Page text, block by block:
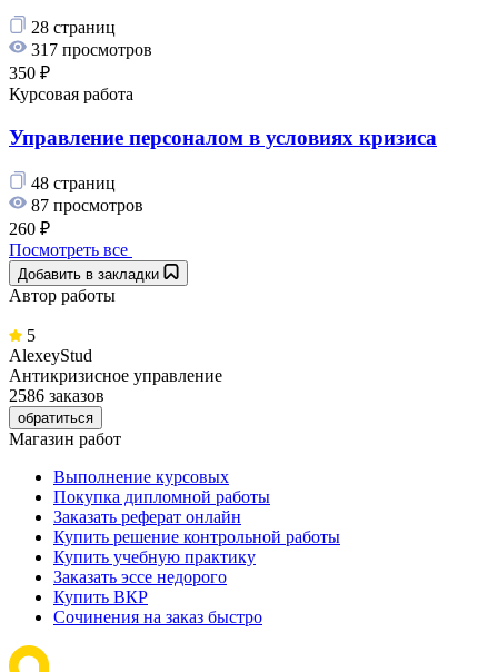
28 страниц
317 просмотров
350 ₽
Курсовая работа
Управление персоналом в условиях кризиса
48 страниц
87 просмотров
260 ₽
Посмотреть все
Добавить в закладки
Автор работы
5
AlexeyStud
Антикризисное управление
2586 заказов
обратиться
Магазин работ
Выполнение курсовых
Покупка дипломной работы
Заказать реферат онлайн
Купить решение контрольной работы
Купить учебную практику
Заказать эссе недорого
Купить ВКР
Сочинения на заказ быстро